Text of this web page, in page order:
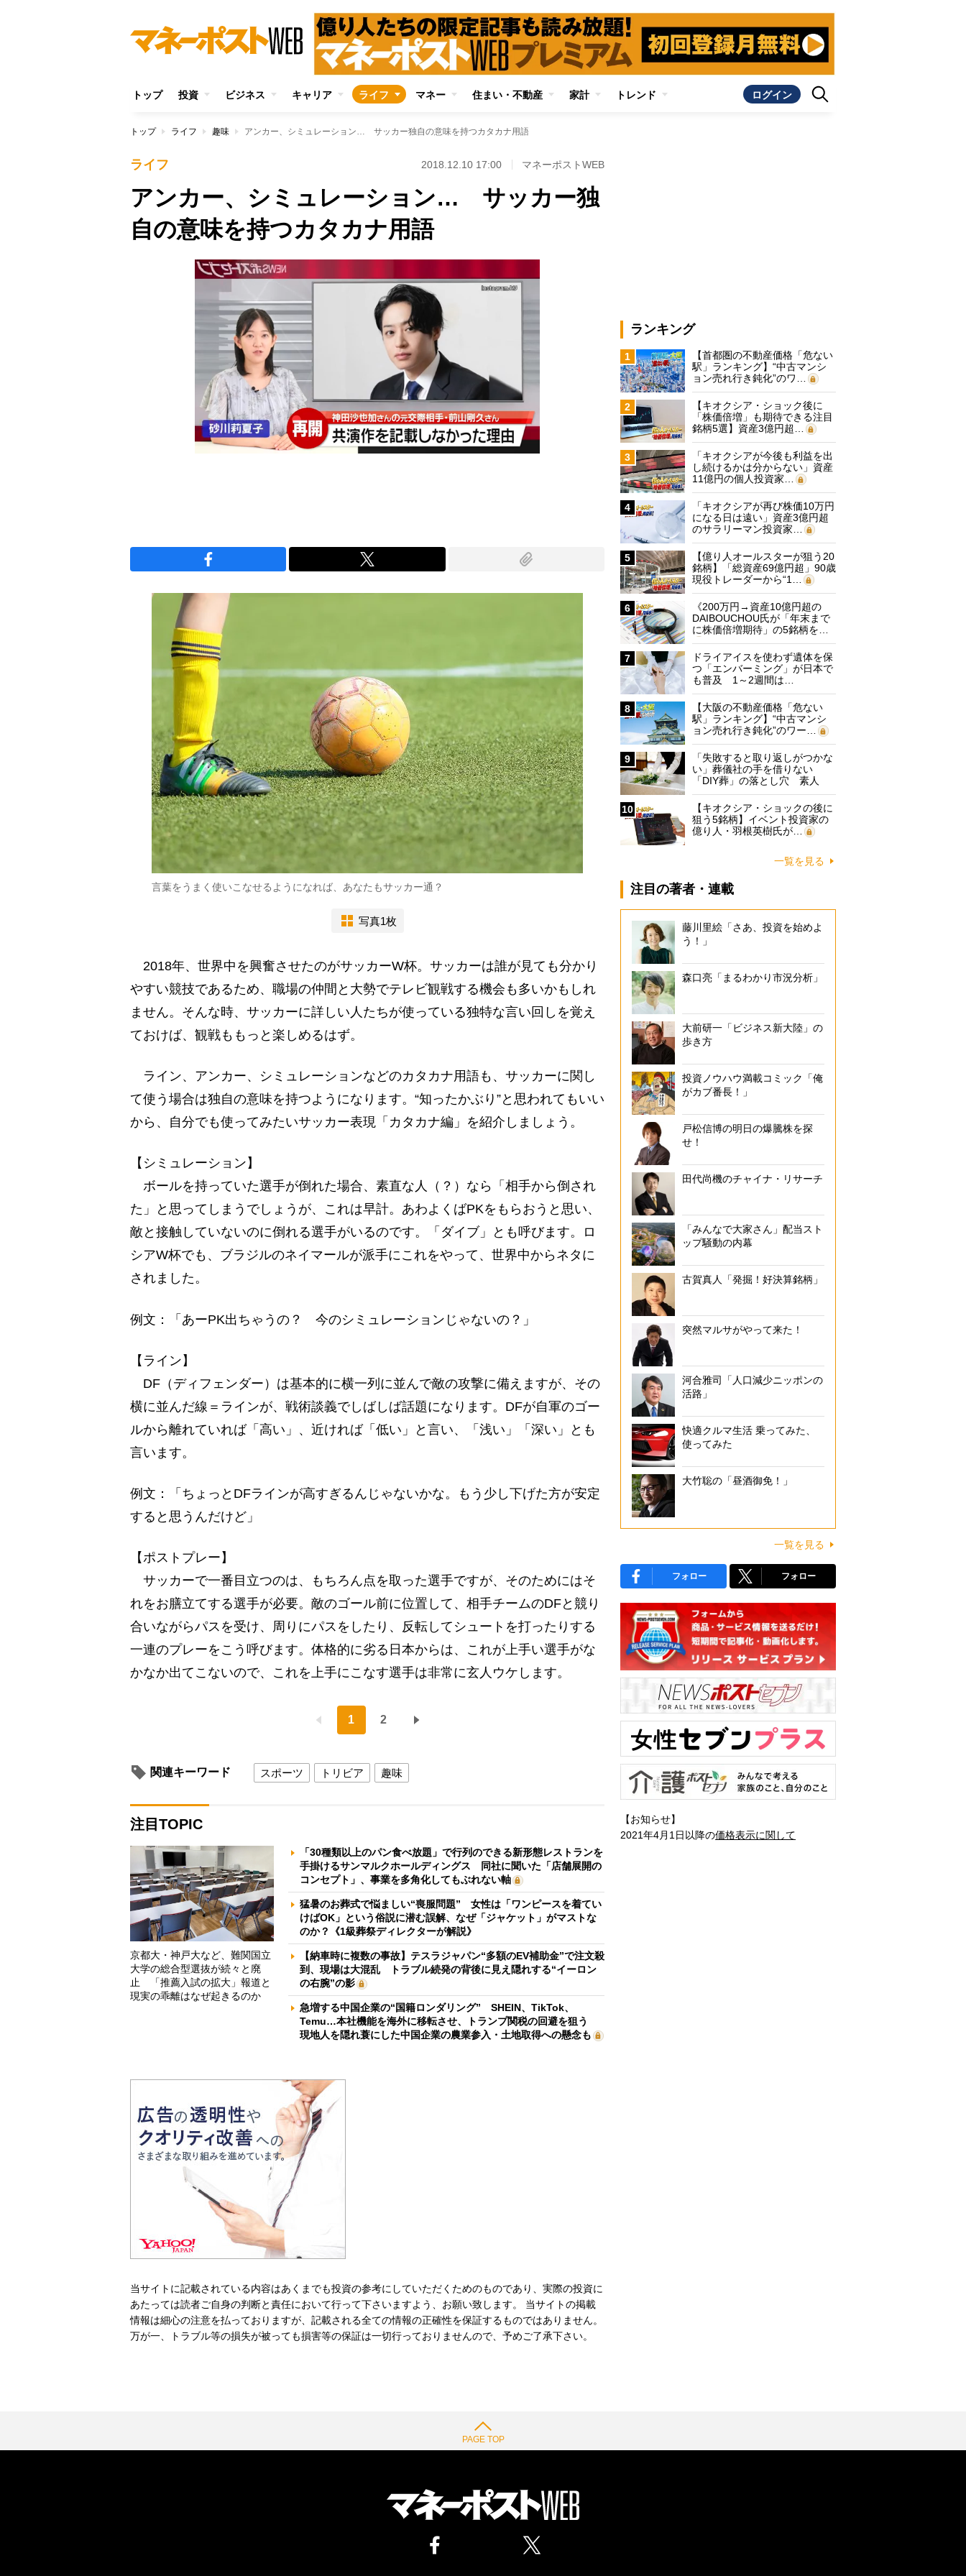
トップ 投資 ビジネス キャリア ライフ マネー 住まい・不動産 家計 トレンド ログイン
トップ ライフ 趣味 アンカー、シミュレーション… サッカー独自の意味を持つカタカナ用語
ライフ 2018.12.10 17:00 マネーポストWEB
アンカー、シミュレーション… サッカー独
自の意味を持つカタカナ用語
言葉をうまく使いこなせるようになれば、あなたもサッカー通？
写真1枚
2018年、世界中を興奮させたのがサッカーW杯。サッカーは誰が見ても分かり
やすい競技であるため、職場の仲間と大勢でテレビ観戦する機会も多いかもしれ
ません。そんな時、サッカーに詳しい人たちが使っている独特な言い回しを覚え
ておけば、観戦ももっと楽しめるはず。
ライン、アンカー、シミュレーションなどのカタカナ用語も、サッカーに関し
て使う場合は独自の意味を持つようになります。“知ったかぶり”と思われてもいい
から、自分でも使ってみたいサッカー表現「カタカナ編」を紹介しましょう。
【シミュレーション】
ボールを持っていた選手が倒れた場合、素直な人（？）なら「相手から倒され
た」と思ってしまうでしょうが、これは早計。あわよくばPKをもらおうと思い、
敵と接触していないのに倒れる選手がいるのです。「ダイブ」とも呼びます。ロ
シアW杯でも、ブラジルのネイマールが派手にこれをやって、世界中からネタに
されました。
例文：「あーPK出ちゃうの？ 今のシミュレーションじゃないの？」
【ライン】
DF（ディフェンダー）は基本的に横一列に並んで敵の攻撃に備えますが、その
横に並んだ線＝ラインが、戦術談義でしばしば話題になります。DFが自軍のゴー
ルから離れていれば「高い」、近ければ「低い」と言い、「浅い」「深い」とも
言います。
例文：「ちょっとDFラインが高すぎるんじゃないかな。もう少し下げた方が安定
すると思うんだけど」
【ポストプレー】
サッカーで一番目立つのは、もちろん点を取った選手ですが、そのためにはそ
れをお膳立てする選手が必要。敵のゴール前に位置して、相手チームのDFと競り
合いながらパスを受け、周りにパスをしたり、反転してシュートを打ったりする
一連のプレーをこう呼びます。体格的に劣る日本からは、これが上手い選手がな
かなか出てこないので、これを上手にこなす選手は非常に玄人ウケします。
1 2
関連キーワード スポーツ トリビア 趣味
注目TOPIC
京都大・神戸大など、難関国立
大学の総合型選抜が続々と廃
止 「推薦入試の拡大」報道と
現実の乖離はなぜ起きるのか
「30種類以上のパン食べ放題」で行列のできる新形態レストランを
手掛けるサンマルクホールディングス 同社に聞いた「店舗展開の
コンセプト」、事業を多角化してもぶれない軸
猛暑のお葬式で悩ましい“喪服問題” 女性は「ワンピースを着てい
けばOK」という俗説に潜む誤解、なぜ「ジャケット」がマストな
のか？《1級葬祭ディレクターが解説》
【納車時に複数の事故】テスラジャパン“多額のEV補助金”で注文殺
到、現場は大混乱 トラブル続発の背後に見え隠れする“イーロン
の右腕”の影
急増する中国企業の“国籍ロンダリング” SHEIN、TikTok、
Temu…本社機能を海外に移転させ、トランプ関税の回避を狙う
現地人を隠れ蓑にした中国企業の農業参入・土地取得への懸念も
当サイトに記載されている内容はあくまでも投資の参考にしていただくためのものであり、実際の投資に
あたっては読者ご自身の判断と責任において行って下さいますよう、お願い致します。 当サイトの掲載
情報は細心の注意を払っておりますが、記載される全ての情報の正確性を保証するものではありません。
万が一、トラブル等の損失が被っても損害等の保証は一切行っておりませんので、予めご了承下さい。
ランキング
1
【首都圏の不動産価格「危ない
駅」ランキング】“中古マンシ
ョン売れ行き鈍化”のワ…
2
【キオクシア・ショック後に
「株価倍増」も期待できる注目
銘柄5選】資産3億円超…
3
「キオクシアが今後も利益を出
し続けるかは分からない」資産
11億円の個人投資家…
4
「キオクシアが再び株価10万円
になる日は遠い」資産3億円超
のサラリーマン投資家…
5
【億り人オールスターが狙う20
銘柄】「総資産69億円超」90歳
現役トレーダーから“1…
6
《200万円→資産10億円超の
DAIBOUCHOU氏が「年末まで
に株価倍増期待」の5銘柄を…
7
ドライアイスを使わず遺体を保
つ「エンバーミング」が日本で
も普及 1～2週間は…
8
【大阪の不動産価格「危ない
駅」ランキング】“中古マンシ
ョン売れ行き鈍化”のワー…
9
「失敗すると取り返しがつかな
い」葬儀社の手を借りない
「DIY葬」の落とし穴 素人
に…
10
【キオクシア・ショックの後に
狙う5銘柄】イベント投資家の
億り人・羽根英樹氏が…
一覧を見る
注目の著者・連載
藤川里絵「さあ、投資を始めよ
う！」
森口亮「まるわかり市況分析」
大前研一「ビジネス新大陸」の
歩き方
投資ノウハウ満載コミック「俺
がカブ番長！」
戸松信博の明日の爆騰株を探
せ！
田代尚機のチャイナ・リサーチ
「みんなで大家さん」配当スト
ップ騒動の内幕
古賀真人「発掘！好決算銘柄」
突然マルサがやって来た！
河合雅司「人口減少ニッポンの
活路」
快適クルマ生活 乗ってみた、
使ってみた
大竹聡の「昼酒御免！」
一覧を見る
フォロー フォロー
【お知らせ】
2021年4月1日以降の価格表示に関して
PAGE TOP